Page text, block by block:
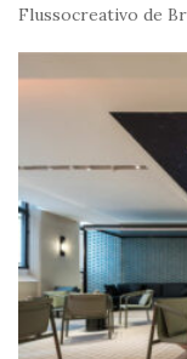
Flussocreativo de